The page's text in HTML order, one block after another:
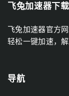
飞兔加速器下载
飞兔加速器官方
轻松一键加速，
导航